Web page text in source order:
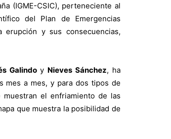
(IGME-CSIC), perteneciente al
del Plan de Emergencias
y sus consecuencias,
Galindoy Nieves Sánchez, ha
mes a mes, y para dos tipos de
el enfriamiento de las
que muestra la posibilidad de